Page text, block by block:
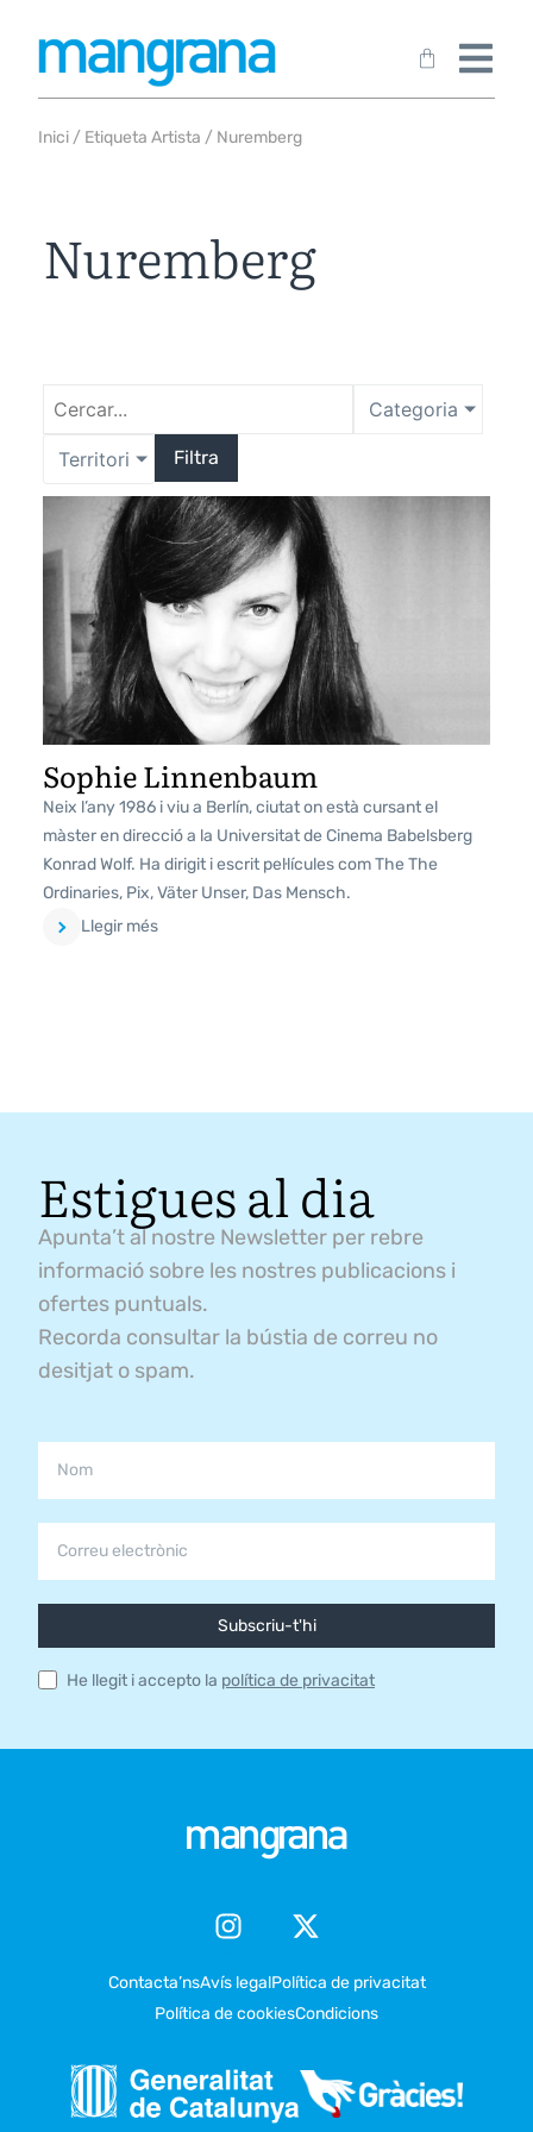
Inici / Etiqueta Artista / Nuremberg
Nuremberg
Categoria
Territori Filtra
Sophie Linnenbaum
Neix l’any 1986 i viu a Berlín, ciutat on està cursant el
màster en direcció a la Universitat de Cinema Babelsberg
Konrad Wolf. Ha dirigit i escrit pel·lícules com The The
Ordinaries, Pix, Väter Unser, Das Mensch.
Llegir més
Estigues al dia
Apunta’t al nostre Newsletter per rebre
informació sobre les nostres publicacions i
ofertes puntuals.
Recorda consultar la bústia de correu no
desitjat o spam.
Subscriu-t'hi
He llegit i accepto la política de privacitat
Contacta’nsAvís legalPolítica de privacitat
Política de cookiesCondicions